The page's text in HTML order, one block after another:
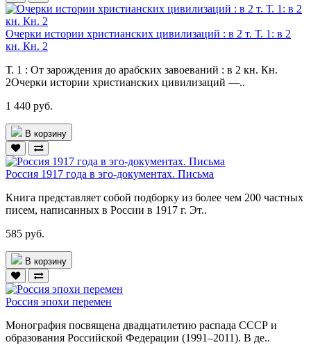
Очерки истории христианских цивилизаций : в 2 т. Т. 1: в 2
кн. Кн. 2
Т. 1 : От зарождения до арабских завоеваний : в 2 кн. Кн.
2Очерки истории христианских цивилизаций —..
1 440 руб.
В корзину
Россия 1917 года в эго-документах. Письма
Книга представляет собой подборку из более чем 200 частных
писем, написанных в России в 1917 г. Эт..
585 руб.
В корзину
Россия эпохи перемен
Монография посвящена двадцатилетию распада СССР и
образования Российской Федерации (1991–2011). В де..